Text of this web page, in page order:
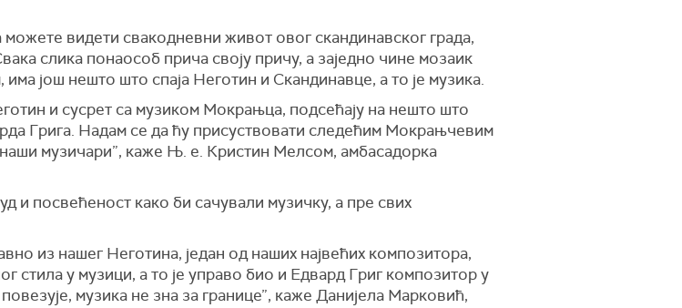
видети свакодневни живот овог скандинавског града,
слика понаособ прича своју причу, а заједно чине мозаик
још нешто што спаја Неготин и Скандинавце, а то је музика.
и сусрет са музиком Мокрањца, подсећају на нешто што
Грига. Надам се да ћу присуствовати следећим Мокрањчевим
музичари”, каже Њ. е. Кристин Мелсом, амбасадорка
и посвећеност како би сачували музичку, а пре свих
из нашег Неготина, један од наших највећих композитора,
стила у музици, а то је управо био и Едвард Григ композитор у
музика не зна за границе”, каже Данијела Марковић,